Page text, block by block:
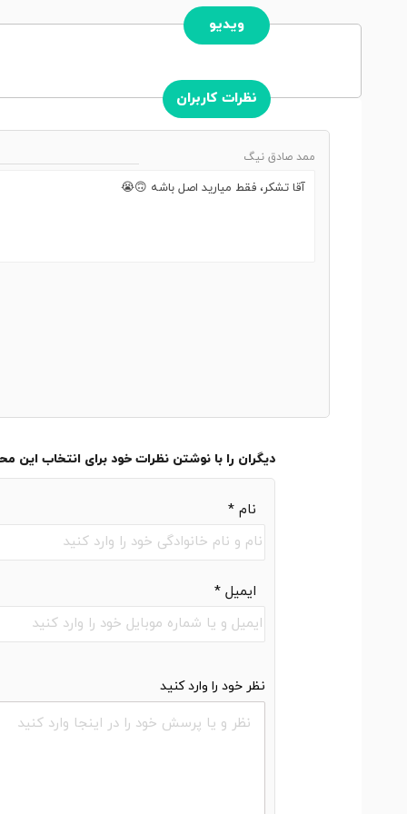
ویدیو
نظرات کاربران
ممد صادق نیگ
آقا تشکر، فقط میارید اصل باشه 🙃😭
دیگران را با نوشتن نظرات خود برای انتخاب این
نام*
ایمیل*